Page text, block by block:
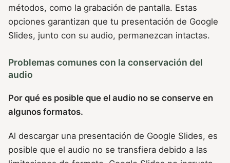
métodos, como la grabación de pantalla. Estas
opciones garantizan que tu presentación de Google
Slides, junto con su audio, permanezcan intactas.
Problemas comunes con la conservación del
audio
Por qué es posible que el audio no se conserve en
algunos formatos.
Al descargar una presentación de Google Slides, es
posible que el audio no se transfiera debido a las